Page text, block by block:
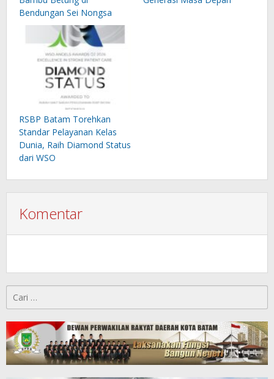
Bendungan Sei Nongsa
RSBP Batam Torehkan
Standar Pelayanan Kelas
Dunia, Raih Diamond Status
dari WSO
Komentar
untuk: